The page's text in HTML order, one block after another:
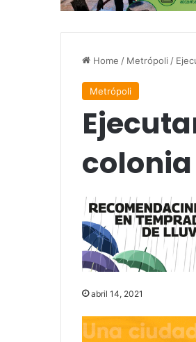
Home / Metrópoli /
Metrópoli
colonia
abril 14, 2021